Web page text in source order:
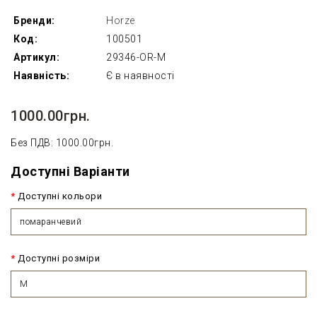
Бренди:
Horze
Код:
100501
Артикул:
29346-OR-M
Наявність:
Є в наявності
1000.00грн.
Без ПДВ: 1000.00грн.
Доступні Варіанти
Доступні кольори
помаранчевий
Доступні розміри
M